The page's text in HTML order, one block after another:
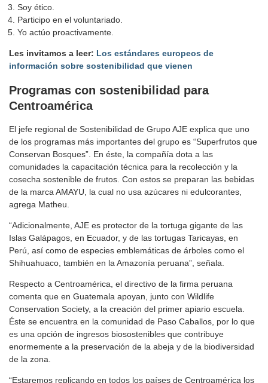
Soy ético.
Participo en el voluntariado.
Yo actúo proactivamente.
Les invitamos a leer: Los estándares europeos de
información sobre sostenibilidad que vienen
Programas con sostenibilidad para
Centroamérica
El jefe regional de Sostenibilidad de Grupo AJE explica que uno
de los programas más importantes del grupo es “Superfrutos que
Conservan Bosques”. En éste, la compañía dota a las
comunidades la capacitación técnica para la recolección y la
cosecha sostenible de frutos. Con estos se preparan las bebidas
de la marca AMAYU, la cual no usa azúcares ni edulcorantes,
agrega Matheu.
“Adicionalmente, AJE es protector de la tortuga gigante de las
Islas Galápagos, en Ecuador, y de las tortugas Taricayas, en
Perú, así como de especies emblemáticas de árboles como el
Shihuahuaco, también en la Amazonía peruana”, señala.
Respecto a Centroamérica, el directivo de la firma peruana
comenta que en Guatemala apoyan, junto con Wildlife
Conservation Society, a la creación del primer apiario escuela.
Éste se encuentra en la comunidad de Paso Caballos, por lo que
es una opción de ingresos biosostenibles que contribuye
enormemente a la preservación de la abeja y de la biodiversidad
de la zona.
“Estaremos replicando en todos los países de Centroamérica los